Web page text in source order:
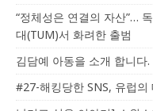
“정체성은 연결의 자산”…
대(TUM)서 화려한 출범
김담예 아동을 소개 합니다.
#27-해킹당한 SNS, 유럽의